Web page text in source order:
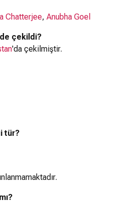
Chatterjee, Anubha Goel
çekildi?
'da çekilmiştir.
tür?